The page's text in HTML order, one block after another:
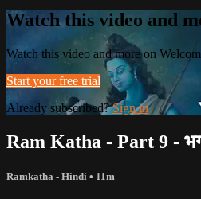
Watch this video and
Watch this video and more on
Start your free trial
Already subscribed?Sign in
Ram Katha - Part 9 -
Ramkatha - Hindi • 11m